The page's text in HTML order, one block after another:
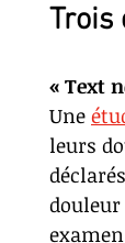
Trois
« Text
Une
leurs